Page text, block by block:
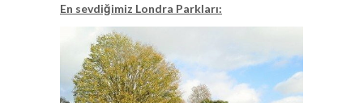
En sevdiğimiz Londra Parkları: